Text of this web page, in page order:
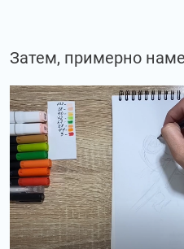
Затем, примерно